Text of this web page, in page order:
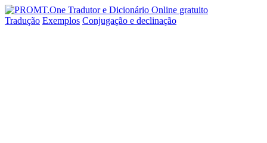
Tradução Exemplos Conjugação e declinação